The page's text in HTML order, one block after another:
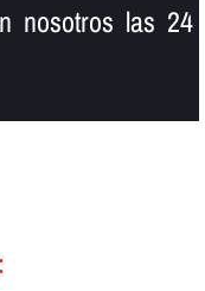
nosotros las 24